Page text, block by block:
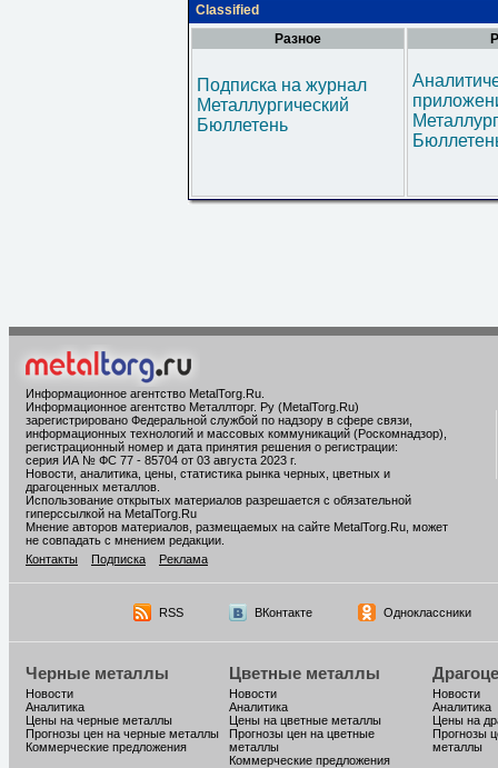
Classified
Разное
Подписка на журнал
Металлургический
Бюллетень
Информационное агентство MetalTorg.Ru
Информационное агентство Металлторг. Ру (MetalTorg.Ru)
зарегистрировано Федеральной службой по надзору в сфере связи,
информационных технологий и массовых коммуникаций (Роскомнадзор),
регистрационный номер и дата принятия решения о регистрации:
серия ИА № ФС 77 - 85704 от 03 августа 2023 г.
Новости, аналитика, цены, статистика рынка черных, цветных и
драгоценных металлов.
Использование открытых материалов разрешается с обязательной
гиперссылкой на MetalTorg.Ru
Мнение авторов материалов, размещаемых на сайте MetalTorg.Ru, может
не совпадать с мнением редакции.
Контакты
Подписка Реклама
RSS ВКонтакте Одноклассники
Черные металлы
Новости
Аналитика
Цены на черные металлы
Прогнозы цен на черные металлы
Коммерческие предложения
Цветные металлы
Новости
Аналитика
Цены на цветные металлы
Прогнозы цен на цветные
металлы
Коммерческие предложения
Новости
Аналитика
Цены на
Прогнозы
металлы